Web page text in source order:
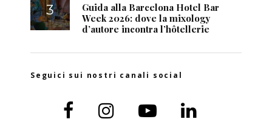
Guida alla Barcelona Hotel Bar
Week 2026: dove la mixology
d’autore incontra l’hôtellerie
Seguici sui nostri canali social